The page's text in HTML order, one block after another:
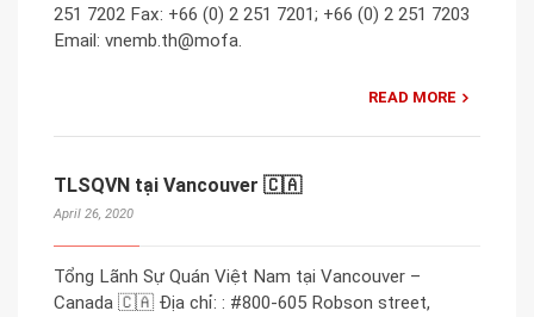
251 7202 Fax: +66 (0) 2 251 7201; +66 (0) 2 251 7203
Email: vnemb.th@mofa.
READ MORE
TLSQVN tại Vancouver 🇨🇦
April 26, 2020
Tổng Lãnh Sự Quán Việt Nam tại Vancouver –
Canada 🇨🇦 Địa chỉ: : #800-605 Robson street,